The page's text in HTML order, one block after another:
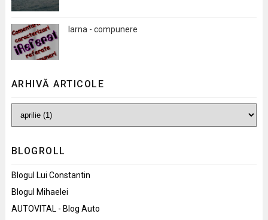
Iarna - compunere
ARHIVĂ ARTICOLE
BLOGROLL
Blogul Lui Constantin
Blogul Mihaelei
AUTOVITAL - Blog Auto